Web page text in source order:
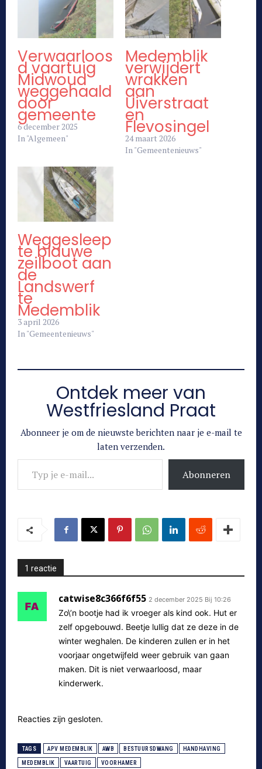
Verwaarloos
d vaartuig
Midwoud
weggehaald
door
gemeente
6 december 2025
In "Algemeen"
Medemblik
verwijdert
wrakken
aan
Uiverstraat
en
Flevosingel
24 maart 2026
In "Gemeentenieuws"
Weggesleep
te blauwe
zeilboot aan
de
Landswerf
te
Medemblik
3 april 2026
In "Gemeentenieuws"
Ontdek meer van
Westfriesland Praat
Abonneer je om de nieuwste berichten naar je e-mail te
laten verzenden.
Typ je e-mail...
Abonneren
1 reactie
catwise8c366f6f55 2 december 2025 Bij 10:26
Zo\’n bootje had ik vroeger als kind ook. Hut er
zelf opgebouwd. Beetje lullig dat ze deze in de
winter weghalen. De kinderen zullen er in het
voorjaar ongetwijfeld weer gebruik van gaan
maken. Dit is niet verwaarloosd, maar
kinderwerk.
Reacties zijn gesloten.
TAGS APV MEDEMBLIK AWB BESTUURSDWANG HANDHAVING
MEDEMBLIK VAARTUIG VOORHAMER